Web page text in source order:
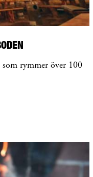
som rymmer över 100